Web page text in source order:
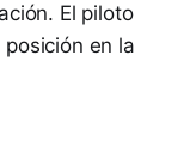
El piloto
en la